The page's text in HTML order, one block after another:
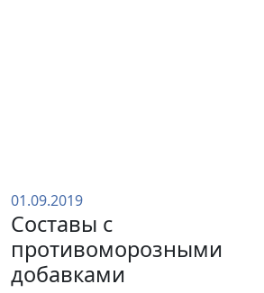
01.09.2019
Составы с
противоморозными
добавками